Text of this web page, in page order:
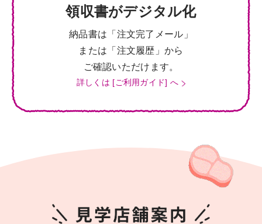
領収書がデジタル化
納品書は「注文完了メール」
または「注文履歴」から
ご確認いただけます。
詳しくは [ご利用ガイド] へ